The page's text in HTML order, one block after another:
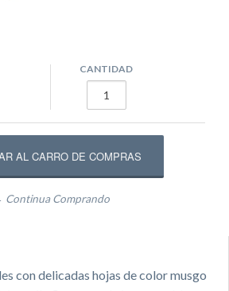
CANTIDAD
Continua Comprando
con delicadas hojas de color musgo